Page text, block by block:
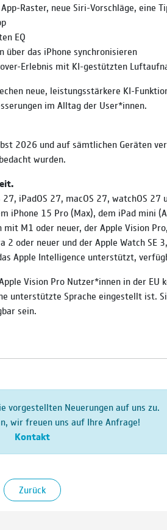
Raster, neue Siri-Vorschläge, eine
EQ
über das iPhone synchronisieren
Erlebnis mit KI-gestützten
neue, leistungsstärkere KI-
im Alltag der User*innen.
2026 und auf sämtlichen Geräten
wurden.
iPadOS 27, macOS 27, watchOS 27
iPhone 15 Pro (Max), dem iPad mini
M1 oder neuer, der Apple Vision
2 oder neuer und der Apple Watch SE
Apple Intelligence unterstützt,
Vision Pro Nutzer*innen in der EU
unterstützte Sprache eingestellt ist.
sein.
vorgestellten Neuerungen auf uns zu.
wir freuen uns auf Ihre Anfrage!
Kontakt
Zurück